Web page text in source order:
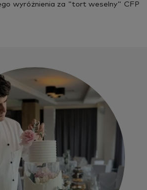
wy­róż­nie­nia za "tort we­sel­ny" CFP